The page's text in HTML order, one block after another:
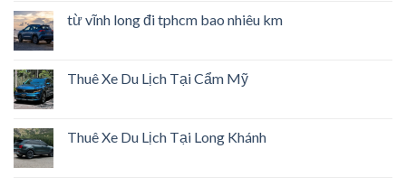
từ vĩnh long đi tphcm bao nhiêu km
Thuê Xe Du Lịch Tại Cẩm Mỹ
Thuê Xe Du Lịch Tại Long Khánh